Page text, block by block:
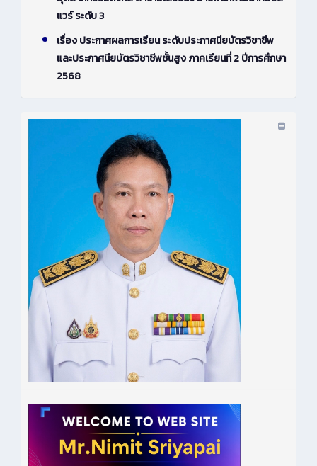
แวร์ ระดับ 3
เรื่อง ประกาศผลการเรียน ระดับประกาศนียบัตรวิชาชีพ
และประกาศนียบัตรวิชาชีพชั้นสูง ภาคเรียนที่ 2 ปีการศึกษา
2568